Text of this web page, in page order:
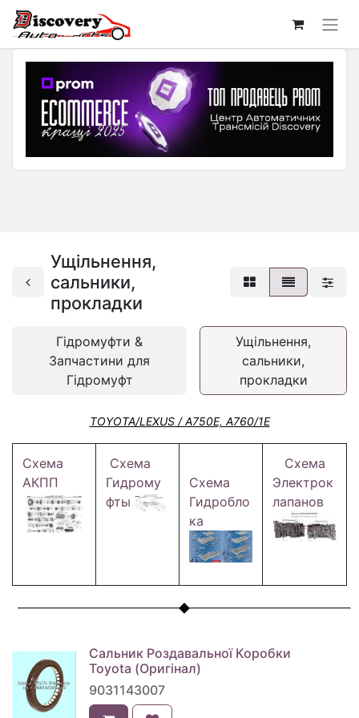
Ущільнення,
сальники,
прокладки
Гідромуфти &
Запчастини для
Гідромуфт
Ущільнення,
сальники,
прокладки
TOYOTA/LEXUS / A750E, A760/1E
Схема
АКПП
Схема
Гидрому
фты
Схема
Гидробло
ка
Схема
Электрок
лапанов
Сальник Роздавальної Коробки
Toyota (Оригінал)
9031143007